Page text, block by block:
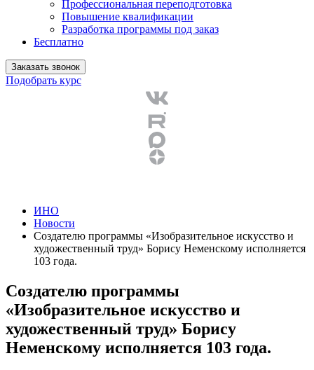
Профессиональная переподготовка
Повышение квалификации
Разработка программы под заказ
Бесплатно
Заказать звонок
Подобрать курс
ИНО
Новости
Создателю программы «Изобразительное искусство и
художественный труд» Борису Неменскому исполняется
103 года.
Создателю программы
«Изобразительное искусство и
художественный труд» Борису
Неменскому исполняется 103 года.